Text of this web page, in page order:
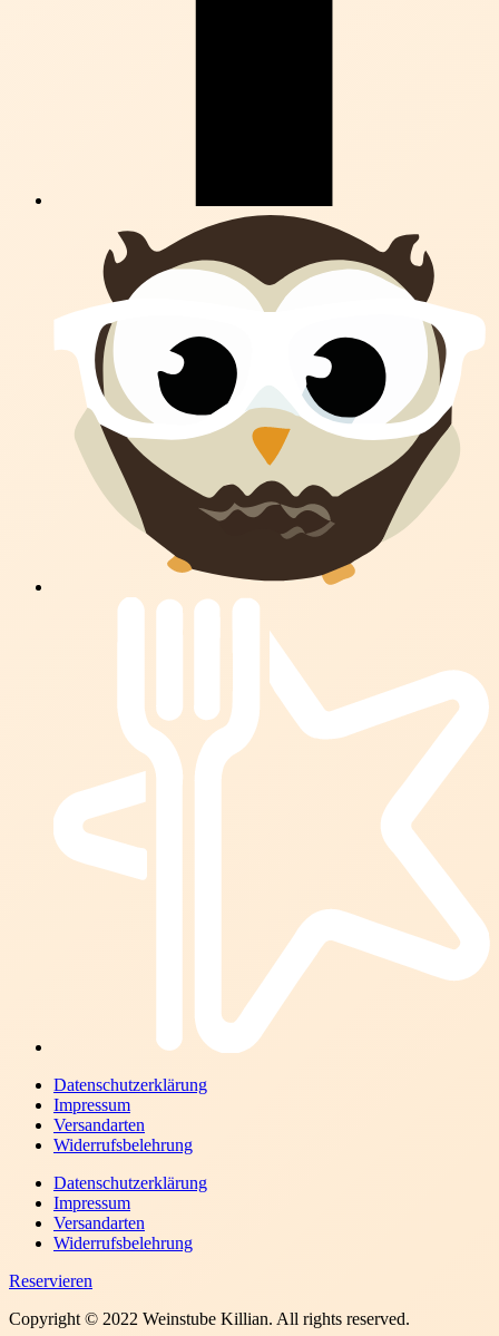
Datenschutzerklärung
Impressum
Versandarten
Widerrufsbelehrung
Datenschutzerklärung
Impressum
Versandarten
Widerrufsbelehrung
Reservieren
Copyright © 2022 Weinstube Killian. All rights reserved.